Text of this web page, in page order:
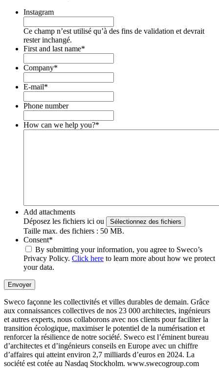
Instagram
Ce champ n’est utilisé qu’à des fins de validation et devrait
rester inchangé.
First and last name*
Company*
E-mail*
Phone number
How can we help you?*
Add attachments
Déposez les fichiers ici ou
Sélectionnez des fichiers
Taille max. des fichiers : 50 MB.
Consent*
By submitting your information, you agree to Sweco’s
Privacy Policy. Click here to learn more about how we protect
your data.
Envoyer
Sweco façonne les collectivités et villes durables de demain. Grâce
aux connaissances collectives de nos 23 000 architectes, ingénieurs
et autres experts, nous collaborons avec nos clients pour faciliter la
transition écologique, maximiser le potentiel de la numérisation et
renforcer la résilience de notre société. Sweco est l’éminent bureau
d’architectes et d’ingénieurs conseils en Europe avec un chiffre
d’affaires qui atteint environ 2,7 milliards d’euros en 2024. La
société est cotée au Nasdaq Stockholm. www.swecogroup.com